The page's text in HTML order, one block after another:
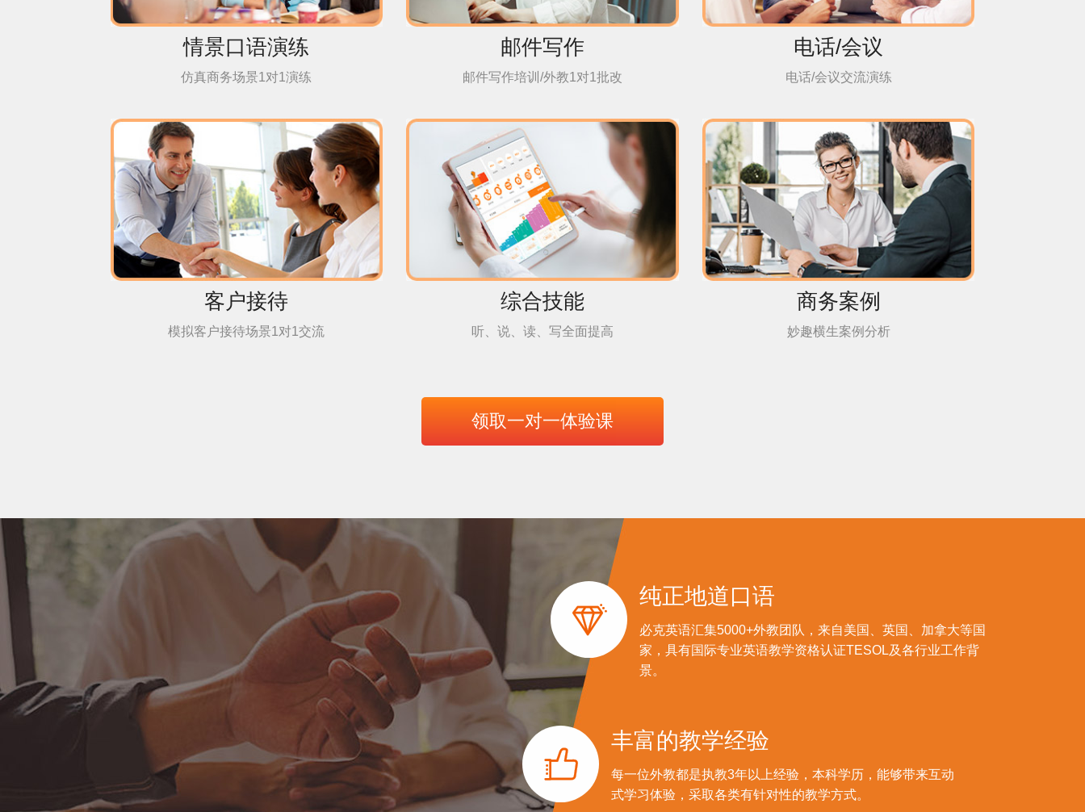
情景口语演练
仿真商务场景1对1演练
邮件写作
邮件写作培训/外教1对1批改
电话/会议
电话/会议交流演练
客户接待
模拟客户接待场景1对1交流
综合技能
听、说、读、写全面提高
商务案例
妙趣横生案例分析
领取一对一体验课

纯正地道口语
必克英语汇集5000+外教团队，来自美国、英国、加拿大等国
家，具有国际专业英语教学资格认证TESOL及各行业工作背
景。

丰富的教学经验
每一位外教都是执教3年以上经验，本科学历，能够带来互动
式学习体验，采取各类有针对性的教学方式。